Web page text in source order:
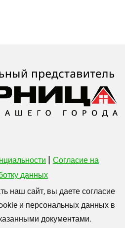
| Согласие на
данных
наш сайт, вы даете согласие
и персональных данных в
документами.